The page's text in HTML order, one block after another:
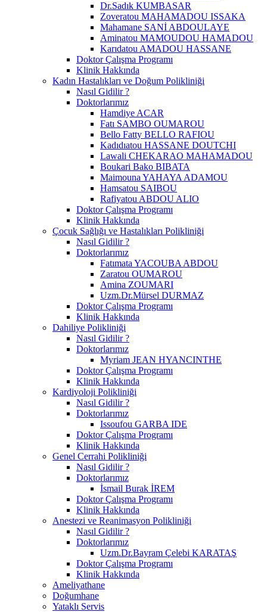
Dr.Sadık KUMBASAR
Zoveratou MAHAMADOU ISSAKA
Mahamane SANİ ABDOULAYE
Aminatou MAMOUDOU HAMADOU
Karıdatou AMADOU HASSANE
Doktor Çalışma Programı
Klinik Hakkında
Kadın Hastalıkları ve Doğum Polikliniği
Nasıl Gidilir ?
Doktorlarımız
Hamdiye ACAR
Fatı SAMBO OUMAROU
Bello Fatty BELLO RAFIOU
Kadıdıatou HASSANE DOUTCHI
Lawali CHEKARAO MAHAMADOU
Boukari Bako BIBATA
Maimouna YAHAYA ADAMOU
Hamsatou SAIBOU
Rafiyatou ABDOU ALIO
Doktor Çalışma Programı
Klinik Hakkında
Çocuk Sağlığı ve Hastalıkları Polikliniği
Nasıl Gidilir ?
Doktorlarımız
Fatımata YACOUBA ABDOU
Zaratou OUMAROU
Amina ZOUMARI
Uzm.Dr.Mürsel DURMAZ
Doktor Çalışma Programı
Klinik Hakkında
Dahiliye Polikliniği
Nasıl Gidilir ?
Doktorlarımız
Myriam JEAN HYANCINTHE
Doktor Çalışma Programı
Klinik Hakkında
Kardiyoloji Polikliniği
Nasıl Gidilir ?
Doktorlarımız
Issoufou GARBA IDE
Doktor Çalışma Programı
Klinik Hakkında
Genel Cerrahi Polikliniği
Nasıl Gidilir ?
Doktorlarımız
İsmail Burak İREM
Doktor Çalışma Programı
Klinik Hakkında
Anestezi ve Reanimasyon Polikliniği
Nasıl Gidilir ?
Doktorlarımız
Uzm.Dr.Bayram Çelebi KARATAŞ
Doktor Çalışma Programı
Klinik Hakkında
Ameliyathane
Doğumhane
Yataklı Servis